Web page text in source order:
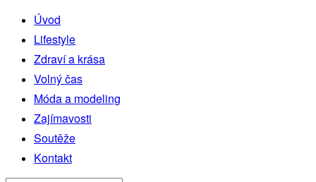
Úvod
Lifestyle
Zdraví a krása
Volný čas
Móda a modeling
Zajímavosti
Soutěže
Kontakt